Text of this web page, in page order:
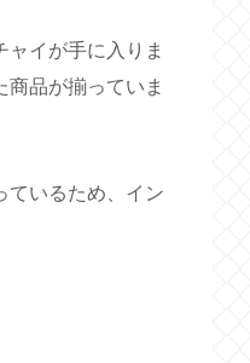
イが手に入りま
品が揃っていま
ているため、イン